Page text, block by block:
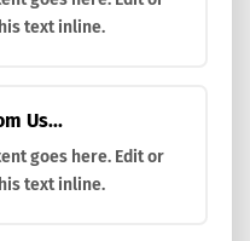
text inline.
Us...
goes here. Edit or
text inline.